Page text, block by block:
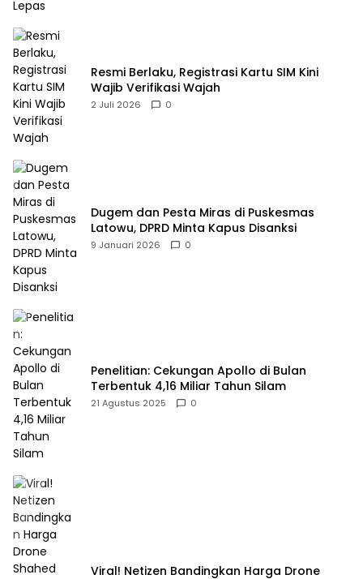
Resmi Berlaku, Registrasi Kartu SIM Kini
Wajib Verifikasi Wajah
2 Juli 2026 0
Dugem dan Pesta Miras di Puskesmas
Latowu, DPRD Minta Kapus Disanksi
9 Januari 2026 0
Penelitian: Cekungan Apollo di Bulan
Terbentuk 4,16 Miliar Tahun Silam
21 Agustus 2025 0
Viral! Netizen Bandingkan Harga Drone